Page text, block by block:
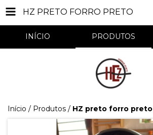
HZ PRETO FORRO PRETO
INÍCIO PRODUTOS
Início / Produtos / HZ preto forro preto